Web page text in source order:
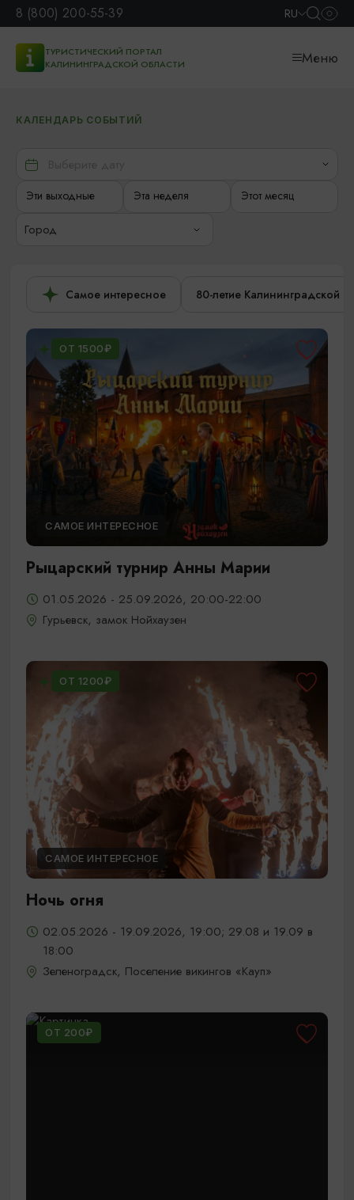
8 (800) 200-55-39 RU
ТУРИСТИЧЕСКИЙ ПОРТАЛ
КАЛИНИНГРАДСКОЙ ОБЛАСТИ
Меню
КАЛЕНДАРЬ СОБЫТИЙ
Эти выходные Эта неделя Этот месяц
Город
Самое интересное 80-летие Калининградской
ОТ 1500₽
САМОЕ ИНТЕРЕСНОЕ
Рыцарский турнир Анны Марии
01.05.2026 - 25.09.2026, 20:00-22:00
Гурьевск, замок Нойхаузен
ОТ 1200₽
САМОЕ ИНТЕРЕСНОЕ
Ночь огня
02.05.2026 - 19.09.2026, 19:00; 29.08 и 19.09 в
18:00
Зеленоградск, Поселение викингов «Кауп»
ОТ 200₽